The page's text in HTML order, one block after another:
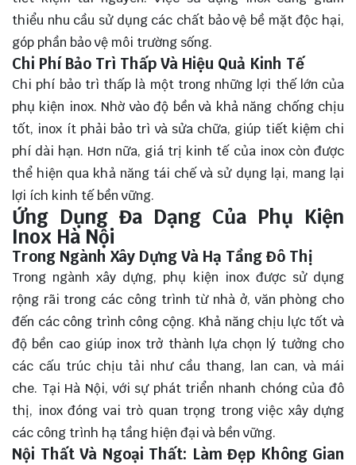
thiểu nhu cầu sử dụng các chất bảo vệ bề mặt độc hại,
góp phần bảo vệ môi trường sống.
Chi Phí Bảo Trì Thấp Và Hiệu Quả Kinh Tế
Chi phí bảo trì thấp là một trong những lợi thế lớn của
phụ kiện inox. Nhờ vào độ bền và khả năng chống chịu
tốt, inox ít phải bảo trì và sửa chữa, giúp tiết kiệm chi
phí dài hạn. Hơn nữa, giá trị kinh tế của inox còn được
thể hiện qua khả năng tái chế và sử dụng lại, mang lại
lợi ích kinh tế bền vững.
Ứng Dụng Đa Dạng Của Phụ Kiện
Inox Hà Nội
Trong Ngành Xây Dựng Và Hạ Tầng Đô Thị
Trong ngành xây dựng, phụ kiện inox được sử dụng
rộng rãi trong các công trình từ nhà ở, văn phòng cho
đến các công trình công cộng. Khả năng chịu lực tốt và
độ bền cao giúp inox trở thành lựa chọn lý tưởng cho
các cấu trúc chịu tải như cầu thang, lan can, và mái
che. Tại Hà Nội, với sự phát triển nhanh chóng của đô
thị, inox đóng vai trò quan trọng trong việc xây dựng
các công trình hạ tầng hiện đại và bền vững.
Nội Thất Và Ngoại Thất: Làm Đẹp Không Gian